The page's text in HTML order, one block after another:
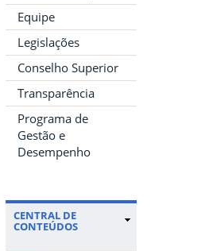
Equipe
Legislações
Conselho Superior
Transparência
Programa de
Gestão e
Desempenho
CENTRAL DE
CONTEÚDOS